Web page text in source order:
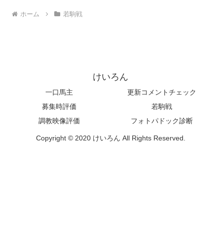
ホーム 若駒戦
けいろん
一口馬主
更新コメントチェック
募集時評価
若駒戦
調教映像評価
フォトパドック診断
Copyright © 2020 けいろん All Rights Reserved.